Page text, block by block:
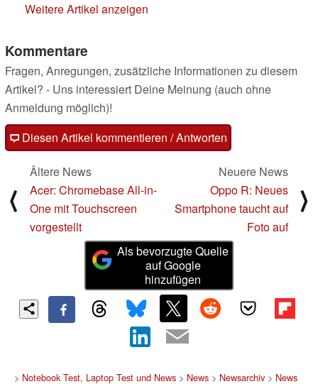
Weitere Artikel anzeigen
Kommentare
Fragen, Anregungen, zusätzliche Informationen zu diesem
Artikel? - Uns interessiert Deine Meinung (auch ohne
Anmeldung möglich)!
Diesen Artikel kommentieren / Antworten
⟨
Ältere News
Acer: Chromebase All-in-
One mit Touchscreen
vorgestellt
Neuere News
Oppo R: Neues
Smartphone taucht auf
Foto auf
⟩
Als bevorzugte Quelle
auf Google
hinzufügen
> Notebook Test, Laptop Test und News> News> Newsarchiv> News